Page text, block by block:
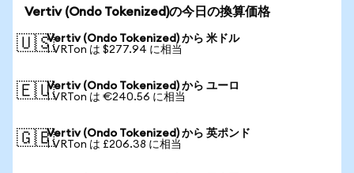
Vertiv (Ondo Tokenized)の今日の換算価格
🇺🇸Vertiv (Ondo Tokenized) から 米ドル
1 VRTon は $277.94 に相当
🇪🇺Vertiv (Ondo Tokenized) から ユーロ
1 VRTon は €240.56 に相当
🇬🇧Vertiv (Ondo Tokenized) から 英ポンド
1 VRTon は £206.38 に相当